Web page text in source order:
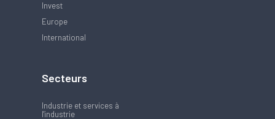
Invest
Europe
International
Secteurs
Industrie et services à
l'industrie